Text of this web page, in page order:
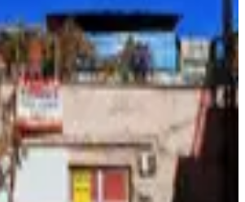
Bağlarbaşı Mahallesi
·210 m²· 26.07.2026
₺
VE GAYRIMENKUL
YILDIRIM